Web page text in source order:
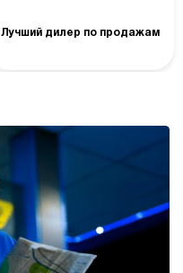
Лучший дилер по продажам